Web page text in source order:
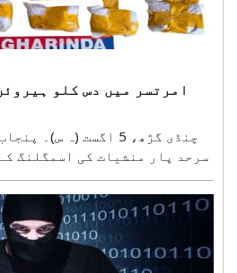
امرتسر میں دس کلو
چنڈی گڑھ، 5 اگست (ہ
سرحد پار منشیات کی اسمگلنگ
کرکے دواسمگلر کو گرفتار
کو گرفتار کر کے ان کے قبضے
کی ہے۔ اس کارروائی سے